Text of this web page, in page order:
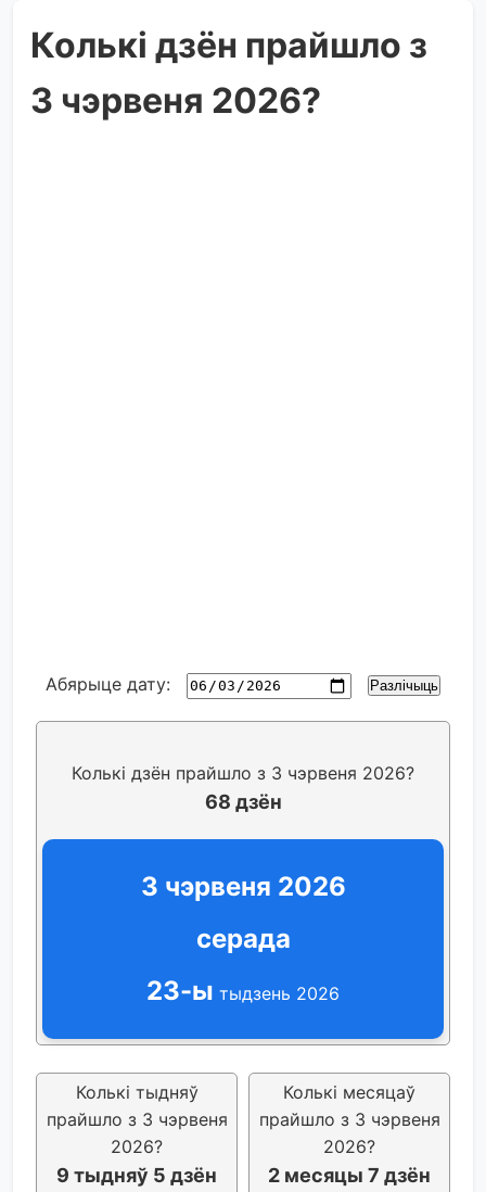
Колькі дзён прайшло з
3 чэрвеня 2026?
Абярыце дату: Разлічыць
Колькі дзён прайшло з 3 чэрвеня 2026?
68 дзён
3 чэрвеня 2026
серада
23-ы тыдзень 2026
Колькі тыдняў
прайшло з 3 чэрвеня
2026?
9 тыдняў 5 дзён
Колькі месяцаў
прайшло з 3 чэрвеня
2026?
2 месяцы 7 дзён